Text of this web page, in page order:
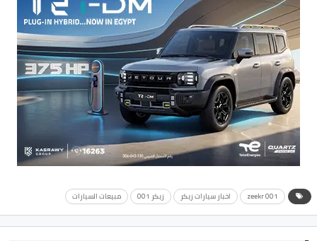
zeekr 001 اخبار سيارات زيكر زيكر 001 مبيعات السيارات